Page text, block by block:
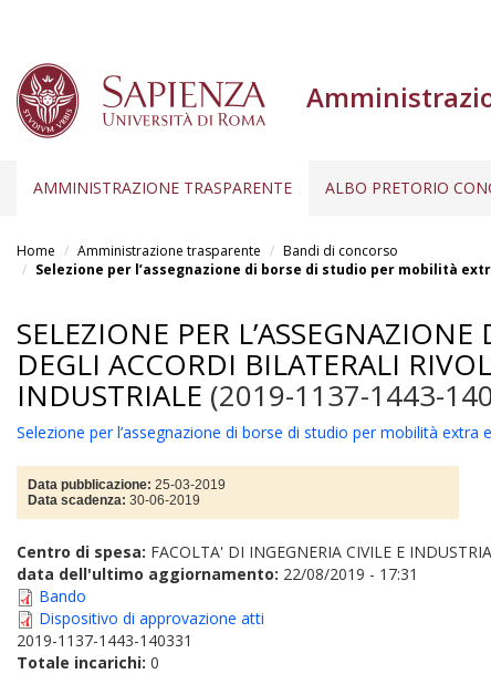
contenuto
AMMINISTRAZIONE TRASPARENTE ALBO PRETORIO
Home Amministrazione trasparente
Bandi di concorso
Selezione per l’assegnazione di borse di studio per mobilità
SELEZIONE PER
DEGLI ACCORDI BILATERALI
INDUSTRIALE (2019-1137-1443-
Selezione per l’assegnazione di borse di studio per mobilità
Data pubblicazione: 25-03-2019
Data scadenza: 30-06-2019
Centro di spesa: FACOLTA' DI INGEGNERIA CIVILE E
data dell'ultimo aggiornamento: 22/08/2019 - 17:31
Bando
Dispositivo di approvazione atti
2019-1137-1443-140331
Totale incarichi: 0